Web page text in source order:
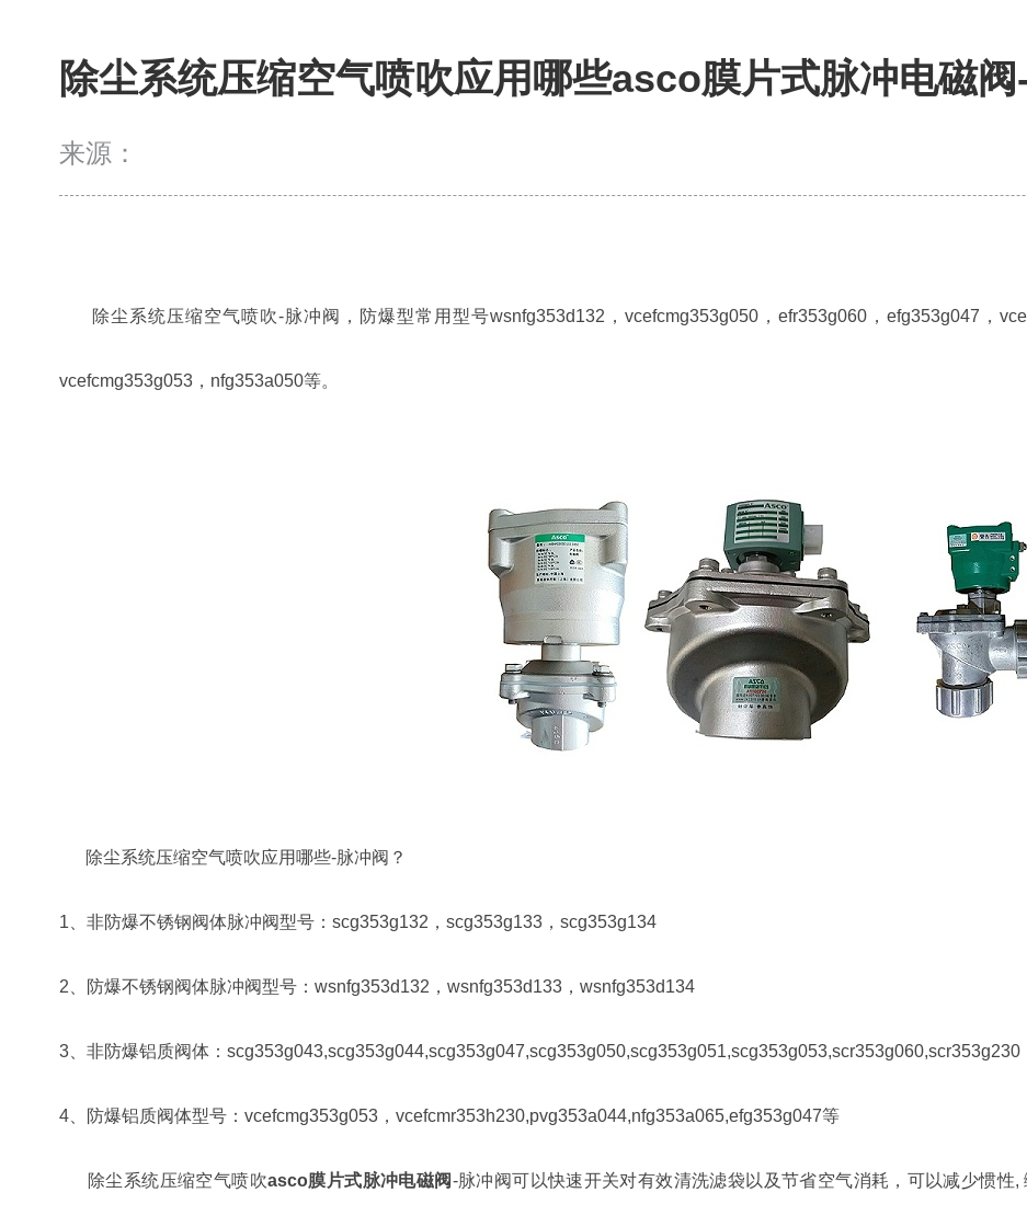
除尘系统压缩空气喷吹应用哪些asco膜片式脉冲电磁阀
来源：
除尘系统压缩空气喷吹-脉冲阀，防爆型常用型号wsnfg353d132，vcefcmg353g050，efr353g060，efg353g047，
vcefcmg353g053，nfg353a050等。
除尘系统压缩空气喷吹应用哪些-脉冲阀？
1、非防爆不锈钢阀体脉冲阀型号：scg353g132，scg353g133，scg353g134
2、防爆不锈钢阀体脉冲阀型号：wsnfg353d132，wsnfg353d133，wsnfg353d134
3、非防爆铝质阀体：scg353g043,scg353g044,scg353g047,scg353g050,scg353g051,scg353g053,scr353g060,scr353g230
4、防爆铝质阀体型号：vcefcmg353g053，vcefcmr353h230,pvg353a044,nfg353a065,efg353g047等
除尘系统压缩空气喷吹asco膜片式脉冲电磁阀-脉冲阀可以快速开关对有效清洗滤袋以及节省空气消耗，可以减少惯性,